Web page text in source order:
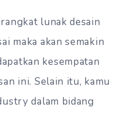
lunak desain
maka akan semakin
kesempatan
ini. Selain itu, kamu
dalam bidang